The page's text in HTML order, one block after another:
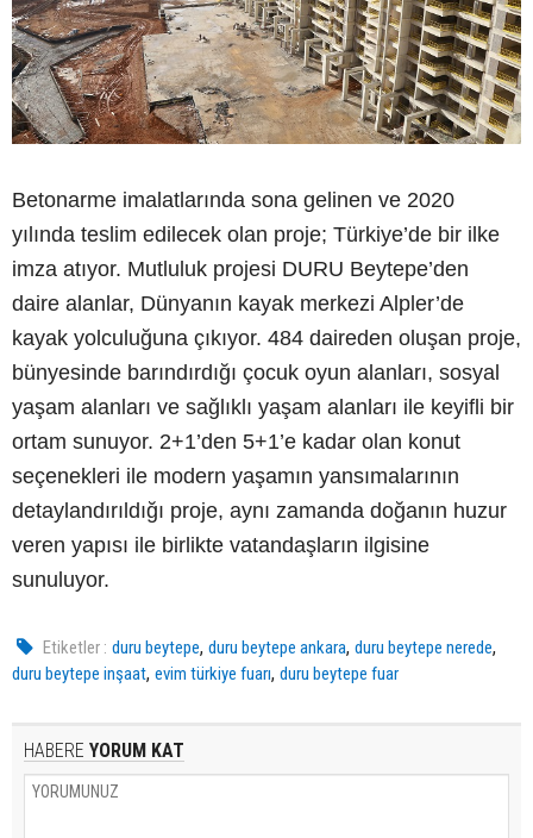
Betonarme imalatlarında sona gelinen ve 2020
yılında teslim edilecek olan proje; Türkiye’de bir ilke
imza atıyor. Mutluluk projesi DURU Beytepe’den
daire alanlar, Dünyanın kayak merkezi Alpler’de
kayak yolculuğuna çıkıyor. 484 daireden oluşan proje,
bünyesinde barındırdığı çocuk oyun alanları, sosyal
yaşam alanları ve sağlıklı yaşam alanları ile keyifli bir
ortam sunuyor. 2+1’den 5+1’e kadar olan konut
seçenekleri ile modern yaşamın yansımalarının
detaylandırıldığı proje, aynı zamanda doğanın huzur
veren yapısı ile birlikte vatandaşların ilgisine
sunuluyor.
Etiketler : duru beytepe,duru beytepe ankara,duru beytepe nerede,
duru beytepe inşaat, evim türkiye fuarı, duru beytepe fuar
HABERE YORUM KAT